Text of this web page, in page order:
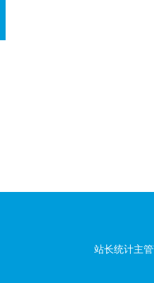
站长统计主